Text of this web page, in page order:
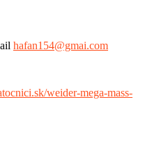
hafan154@gmai.com
weider-mega-mass-